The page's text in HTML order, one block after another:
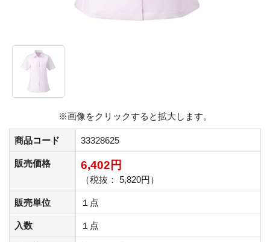
※画像をクリックすると拡大します。
商品コード 33328625
販売価格 6,402円
（税抜： 5,820円）
販売単位 １点
入数 １点